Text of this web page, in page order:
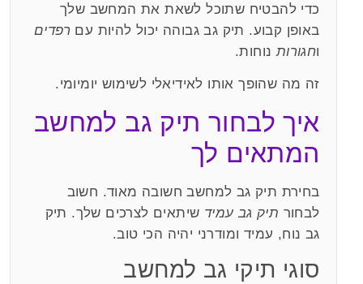
כדי להבטיח שתוכל לשאת את המחשב שלך
באופן קבוע. תיק גב גבוהה יכול להיות עם רפדים
וחגורותנוחות.
זה מה שהופך אותו לאידיאלי לשימוש יומיומי.
איך לבחור תיק גב למחשב
המתאים לך
בחירת תיק גב למחשב חשובה מאוד. חשוב
לבחור תיק גב עמיד שיתאים לצרכים שלך. תיק
גב נוח, עמיד ומודרני יהיה הכי טוב.
סוגי תיקי גב למחשב